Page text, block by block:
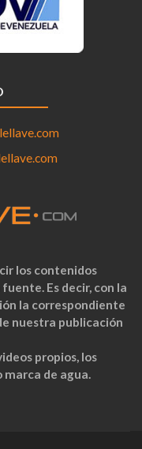
los contenidos
Es decir, con la
la correspondiente
nuestra publicación
propios, los
marca de agua.